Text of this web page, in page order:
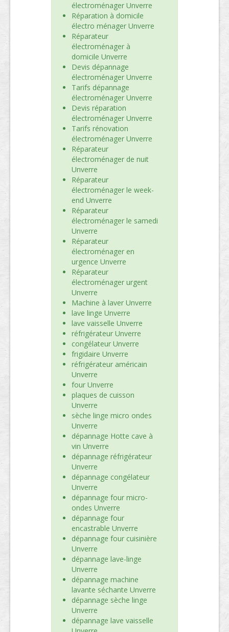
électroménager Unverre
Réparation à domicile
électro ménager Unverre
Réparateur
électroménager à
domicile Unverre
Devis dépannage
électroménager Unverre
Tarifs dépannage
électroménager Unverre
Devis réparation
électroménager Unverre
Tarifs rénovation
électroménager Unverre
Réparateur
électroménager de nuit
Unverre
Réparateur
électroménager le week-
end Unverre
Réparateur
électroménager le samedi
Unverre
Réparateur
électroménager en
urgence Unverre
Réparateur
électroménager urgent
Unverre
Machine à laver Unverre
lave linge Unverre
lave vaisselle Unverre
réfrigérateur Unverre
congélateur Unverre
frigidaire Unverre
réfrigérateur américain
Unverre
four Unverre
plaques de cuisson
Unverre
sèche linge micro ondes
Unverre
dépannage Hotte cave à
vin Unverre
dépannage réfrigérateur
Unverre
dépannage congélateur
Unverre
dépannage four micro-
ondes Unverre
dépannage four
encastrable Unverre
dépannage four cuisinière
Unverre
dépannage lave-linge
Unverre
dépannage machine
lavante séchante Unverre
dépannage sèche linge
Unverre
dépannage lave vaisselle